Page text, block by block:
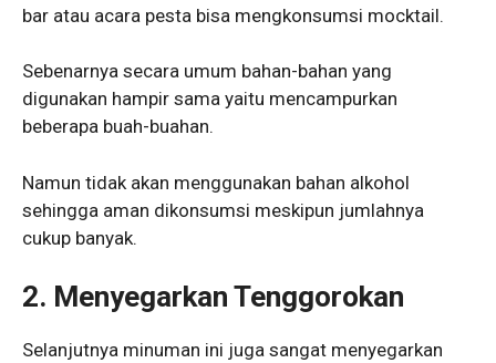
bar atau acara pesta bisa mengkonsumsi mocktail.
Sebenarnya secara umum bahan-bahan yang
digunakan hampir sama yaitu mencampurkan
beberapa buah-buahan.
Namun tidak akan menggunakan bahan alkohol
sehingga aman dikonsumsi meskipun jumlahnya
cukup banyak.
2. Menyegarkan Tenggorokan
Selanjutnya minuman ini juga sangat menyegarkan